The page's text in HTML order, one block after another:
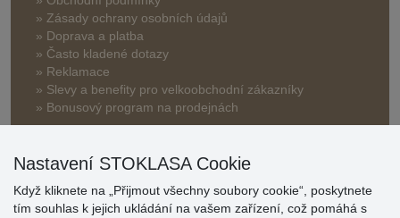
» Zásady ochrany osobních údajů
» Doprava a platba
» Často kladené dotazy
» Reklamace
» Slevy a benefity pro velkoobchodní zákazníky
» Bonusový program na prodejnách
Nastavení STOKLASA Cookie
Když kliknete na „Přijmout všechny soubory cookie“, poskytnete
tím souhlas k jejich ukládání na vašem zařízení, což pomáhá s